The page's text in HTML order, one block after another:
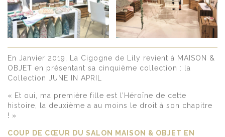
En Janvier 2019, La Cigogne de Lily revient à MAISON &
OBJET en présentant sa cinquième collection : la
Collection JUNE IN APRIL
« Et oui, ma première fille est l’Héroïne de cette
histoire, la deuxième a au moins le droit à son chapitre
! »
COUP DE CŒUR DU SALON MAISON & OBJET EN